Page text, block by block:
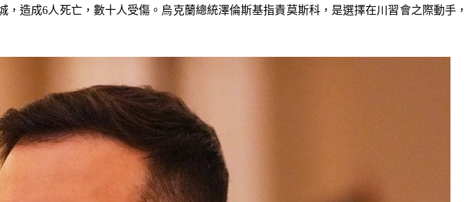
造成6人死亡，數十人受傷。烏克蘭總統澤倫斯基指責莫斯科，是選擇在川習會之際動手，